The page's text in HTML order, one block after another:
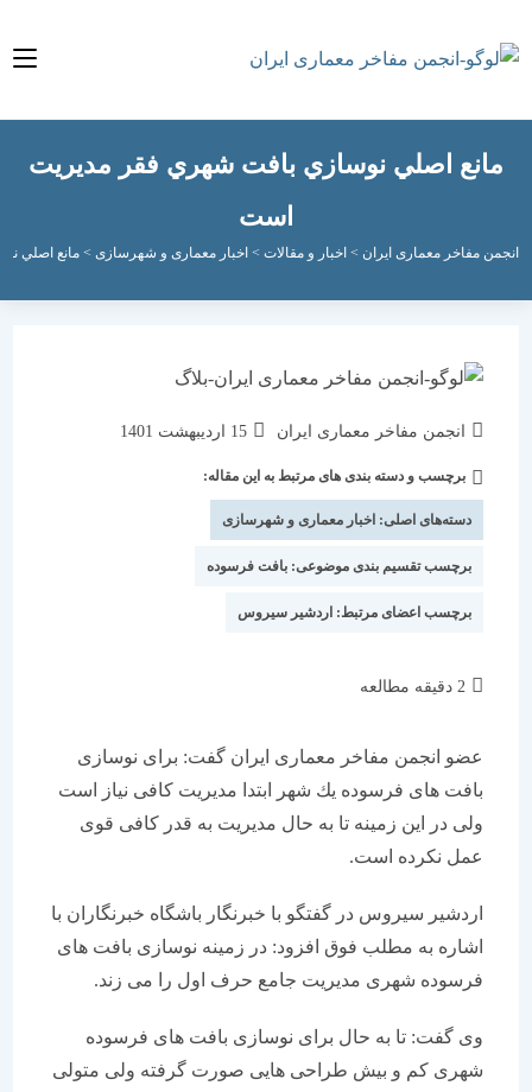
اصلي نوسازي بافت شهري فقر مديريت
مفاخر معماری ایران > اخبار و مقالات>اخبار معماری و شهرسازی>مانع اصلي نوسازي
انجمن مفاخر معماری ایران
نوشته
شده
است:
15 اردیبهشت 1401
برچسب و دسته بندی های مرتبط به این مقاله:
دسته‌های اصلی:اخبار معماری و شهرسازی
برچسب تقسیم بندی موضوعی:بافت فرسوده
برچسب اعضای مرتبط: اردشیر سیروس
عضو انجمن مفاخر معماری ایران گفت: برای نوسازی
بافت های فرسوده یك شهر ابتدا مدیریت كافی نیاز است
ولی در این زمینه تا به حال مدیریت به قدر كافی قوی
عمل نكرده است.
اردشیر سیروس در گفتگو با خبرنگار باشگاه خبرنگاران با
اشاره به مطلب فوق افزود: در زمینه نوسازی بافت های
فرسوده شهری مدیریت جامع حرف اول را می زند.
وی گفت: تا به حال برای نوسازی بافت های فرسوده
شهری كم و بیش طراحی هایی صورت گرفته ولی متولی